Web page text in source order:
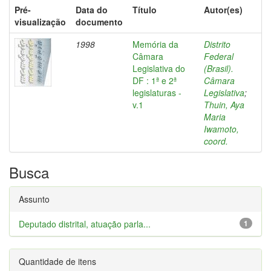
Pré-
visualização
Data do
documento
Título Autor(es)
1998
Memória da
Câmara
Legislativa do
DF : 1ª e 2ª
legislaturas -
v.1
Distrito
Federal
(Brasil).
Câmara
Legislativa;
Thuin, Aya
Maria
Iwamoto,
coord.
Busca
Assunto
1
Deputado distrital, atuação parla...
Quantidade de itens